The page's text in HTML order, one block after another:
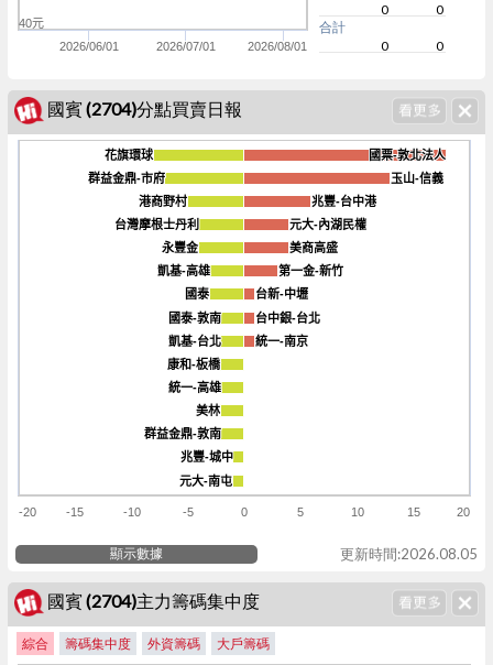
2026/06/01 2026/07/01 2026/08/01
40元
-120
0
0
合計
0
0
國賓 (2704)分點買賣日報
國票-敦北法人
國票-敦北法人
玉山-信義
玉山-信義
兆豐-台中港
兆豐-台中港
元大-內湖民權
元大-內湖民權
美商高盛
美商高盛
第一金-新竹
第一金-新竹
台新-中壢
台新-中壢
台中銀-台北
台中銀-台北
統一-南京
統一-南京
花旗環球
花旗環球
群益金鼎-市府
群益金鼎-市府
港商野村
港商野村
台灣摩根士丹利
台灣摩根士丹利
永豐金
永豐金
凱基-高雄
凱基-高雄
國泰
國泰
國泰-敦南
國泰-敦南
凱基-台北
凱基-台北
康和-板橋
康和-板橋
統一-高雄
統一-高雄
美林
美林
群益金鼎-敦南
群益金鼎-敦南
兆豐-城中
兆豐-城中
元大-南屯
元大-南屯
-10 -5 0 5 10 15 20
-20 -15
顯示數據 更新時間:2026.08.05
國賓 (2704)主力籌碼集中度
綜合 籌碼集中度 外資籌碼 大戶籌碼